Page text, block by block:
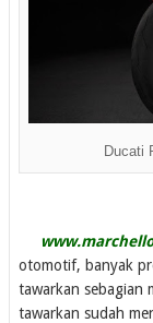
Ducati
otomotif, banyak
tawarkan sebagian
tawarkan sudah